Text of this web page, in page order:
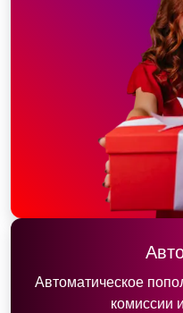
Автоматическое
комиссии